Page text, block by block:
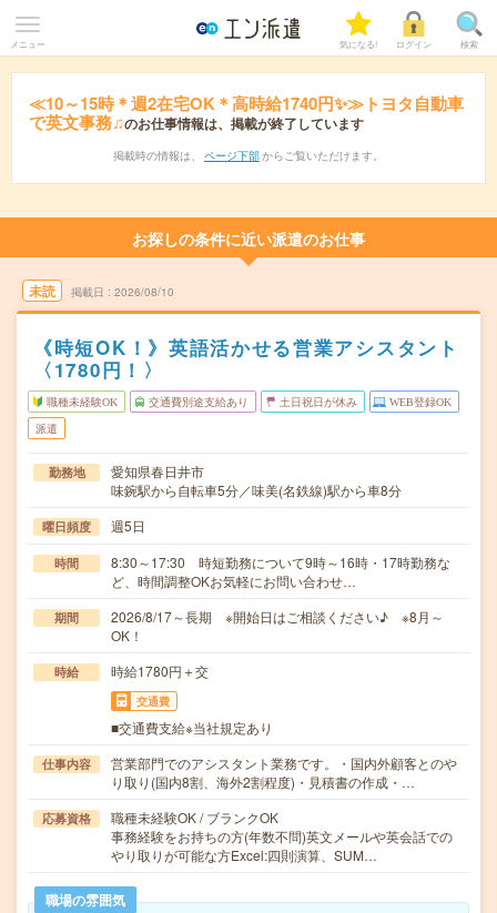
メニュー 気になる! ログイン 検索
≪10～15時＊週2在宅OK＊高時給1740円✨≫トヨタ自動車
で英文事務♫のお仕事情報は、掲載が終了しています
掲載時の情報は、 ページ下部 からご覧いただけます。
お探しの条件に近い派遣のお仕事
未読 掲載日 2026/08/10
《時短OK！》英語活かせる営業アシスタント
〈1780円！〉
職種未経験OK 交通費別途支給あり 土日祝日が休み WEB登録OK
派遣
勤務地
愛知県春日井市
味鋺駅から自転車5分／味美(名鉄線)駅から車8分
曜日頻度 週5日
時間
8:30～17:30 時短勤務について9時～16時・17時勤務な
ど、時間調整OKお気軽にお問い合わせ…
期間
2026/8/17～長期 ※開始日はご相談ください♪ ※8月～
OK！
時給 時給1780円＋交
交通費
■交通費支給※当社規定あり
仕事内容
営業部門でのアシスタント業務です。・国内外顧客とのや
り取り(国内8割、海外2割程度)・見積書の作成・…
応募資格
職種未経験OK / ブランクOK
事務経験をお持ちの方(年数不問)英文メールや英会話での
やり取りが可能な方Excel:四則演算、SUM…
職場の雰囲気